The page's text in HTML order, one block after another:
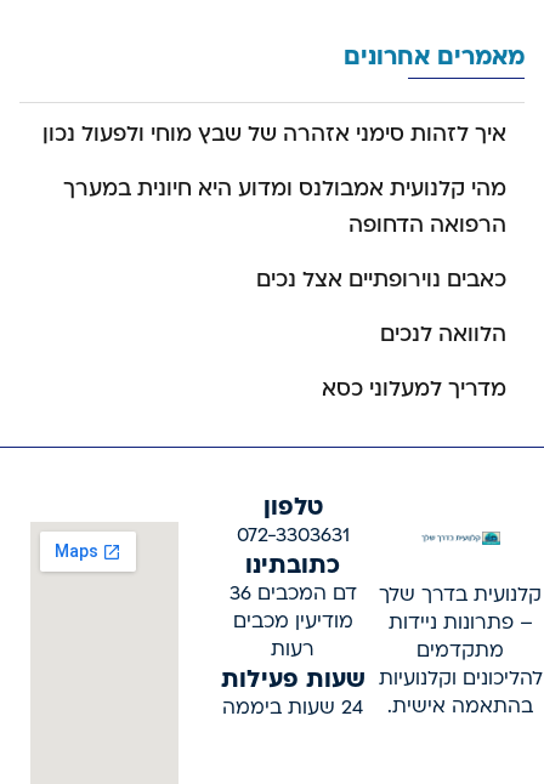
מאמרים אחרונים
איך לזהות סימני אזהרה של שבץ מוחי ולפעול נכון
מהי קלנועית אמבולנס ומדוע היא חיונית במערך
הרפואה הדחופה
כאבים נוירופתיים אצל נכים
הלוואה לנכים
מדריך למעלוני כסא
קלנועית בדרך שלך
– פתרונות ניידות
מתקדמים
להליכונים וקלנועיות
בהתאמה אישית.
טלפון
072-3303631
כתובתינו
דם המכבים 36
מודיעין מכבים
רעות
שעות פעילות
24 שעות ביממה